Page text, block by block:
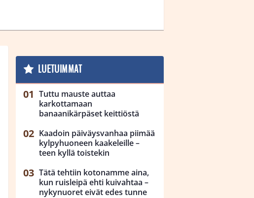
LUETUIMMAT
Tuttu mauste auttaa
karkottamaan
banaanikärpäset keittiöstä
Kaadoin päiväysvanhaa piimää
kylpyhuoneen kaakeleille –
teen kyllä toistekin
Tätä tehtiin kotonamme aina,
kun ruisleipä ehti kuivahtaa –
nykynuoret eivät edes tunne